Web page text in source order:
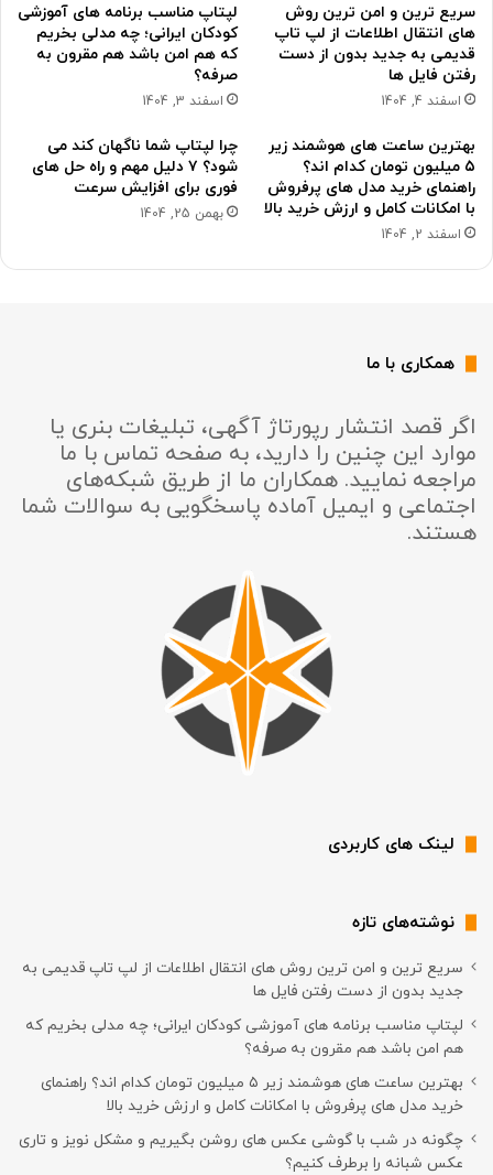
سریع ترین و امن ترین روش
های انتقال اطلاعات از لپ تاپ
قدیمی به جدید بدون از دست
رفتن فایل ها
اسفند 4, 1404
لپتاپ مناسب برنامه های آموزشی
کودکان ایرانی؛ چه مدلی بخریم
که هم امن باشد هم مقرون به
صرفه؟
اسفند 3, 1404
بهترین ساعت های هوشمند زیر
۵ میلیون تومان کدام اند؟
راهنمای خرید مدل های پرفروش
با امکانات کامل و ارزش خرید بالا
اسفند 2, 1404
چرا لپتاپ شما ناگهان کند می
شود؟ ۷ دلیل مهم و راه حل های
فوری برای افزایش سرعت
بهمن 25, 1404
همکاری با ما
اگر قصد انتشار رپورتاژ آگهی، تبلیغات بنری یا
موارد این چنین را دارید، به صفحه تماس با ما
مراجعه نمایید. همکاران ما از طریق شبکه‌های
اجتماعی و ایمیل آماده پاسخگویی به سوالات شما
هستند.
لینک های کاربردی
نوشته‌های تازه
سریع ترین و امن ترین روش های انتقال اطلاعات از لپ تاپ قدیمی به
جدید بدون از دست رفتن فایل ها
لپتاپ مناسب برنامه های آموزشی کودکان ایرانی؛ چه مدلی بخریم که
هم امن باشد هم مقرون به صرفه؟
بهترین ساعت های هوشمند زیر ۵ میلیون تومان کدام اند؟ راهنمای
خرید مدل های پرفروش با امکانات کامل و ارزش خرید بالا
چگونه در شب با گوشی عکس های روشن بگیریم و مشکل نویز و تاری
عکس شبانه را برطرف کنیم؟